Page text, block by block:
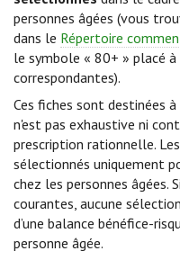
personnes âgées (vous
dans le Répertoire
le symbole « 80+ » placé
correspondantes).
Ces fiches sont destinées
n'est pas exhaustive ni
prescription rationnelle.
sélectionnés uniquement
chez les personnes âgées.
courantes, aucune
d’une balance bénéfice-
personne âgée.